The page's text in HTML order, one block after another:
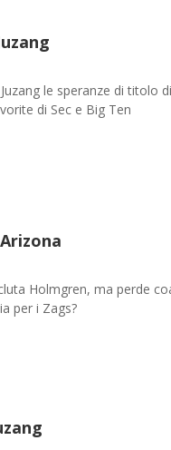
le speranze di titolo di
di Sec e Big Ten
Holmgren, ma perde
per i Zags?